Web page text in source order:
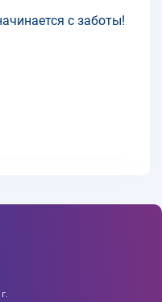
с заботы!